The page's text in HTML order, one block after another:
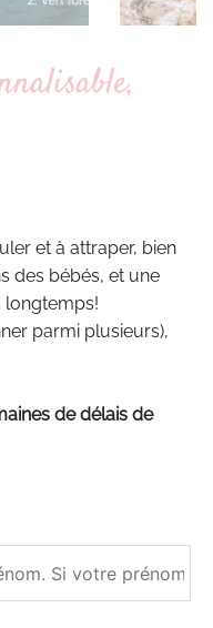
et à attraper, bien
des bébés, et une
longtemps!
parmi plusieurs),
de délais de